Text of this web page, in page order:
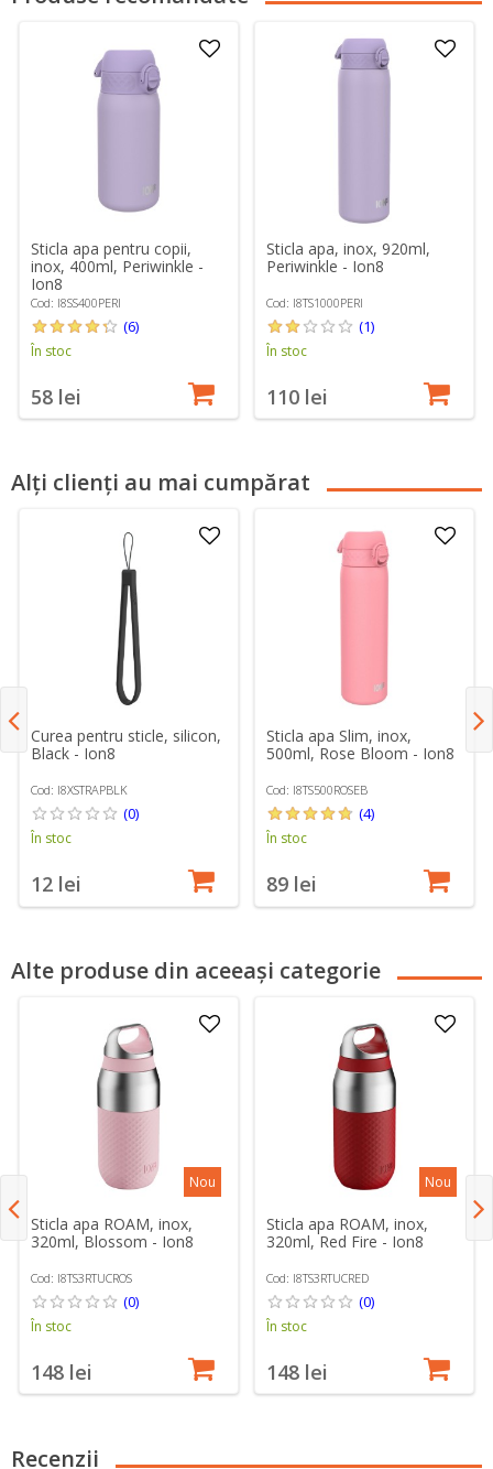
Sticla apa pentru copii,
inox, 400ml, Periwinkle -
Ion8
Cod: I8SS400PERI
(6)
În stoc
58 lei
Sticla apa, inox, 920ml,
Periwinkle - Ion8
Cod: I8TS1000PERI
(1)
În stoc
110 lei
Alți clienți au mai cumpărat
Curea pentru sticle, silicon,
Black - Ion8
Cod: I8XSTRAPBLK
(0)
În stoc
12 lei
Sticla apa Slim, inox,
500ml, Rose Bloom - Ion8
Cod: I8TS500ROSEB
(4)
În stoc
89 lei
Alte produse din aceeași categorie
Nou
Sticla apa ROAM, inox,
320ml, Blossom - Ion8
Cod: I8TS3RTUCROS
(0)
În stoc
148 lei
Nou
Sticla apa ROAM, inox,
320ml, Red Fire - Ion8
Cod: I8TS3RTUCRED
(0)
În stoc
148 lei
Recenzii